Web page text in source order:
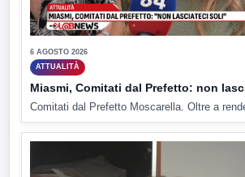
6 AGOSTO 2026
ATTUALITÀ
Miasmi, Comitati dal Prefetto: non
Comitati dal Prefetto Moscarella. Oltre a